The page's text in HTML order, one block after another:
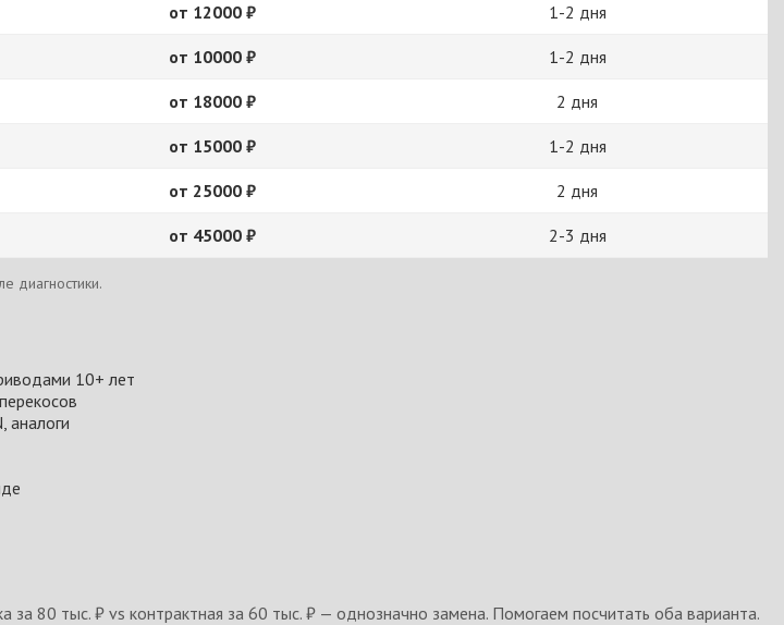
от 12000 ₽ 1-2 дня
от 10000 ₽ 1-2 дня
от 18000 ₽ 2 дня
от 15000 ₽ 1-2 дня
от 25000 ₽ 2 дня
от 45000 ₽ 2-3 дня
диагностики.
10+ лет
аналоги
80 тыс. ₽ vs контрактная за 60 тыс. ₽ — однозначно замена. Помогаем посчитать оба варианта.